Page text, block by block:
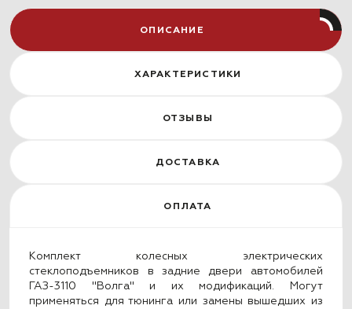
ОПИСАНИЕ
ХАРАКТЕРИСТИКИ
ОТЗЫВЫ
ДОСТАВКА
ОПЛАТА
Комплект колесных электрических
стеклоподъемников в задние двери автомобилей
ГАЗ-3110 "Волга" и их модификаций. Могут
применяться для тюнинга или замены вышедших из